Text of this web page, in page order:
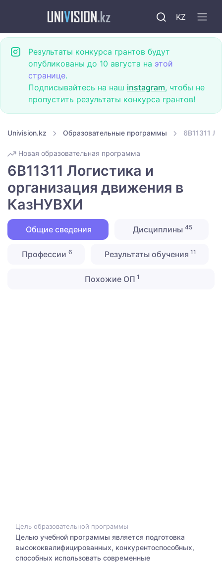
KZ
Результаты конкурса грантов будут
опубликованы до 10 августа на этой
странице.
Подписывайтесь на наш instagram, чтобы не
пропустить результаты конкурса грантов!
Univision.kz Образовательные программы 6B11311
Новая образовательная программа
6B11311 Логистика и
организация движения в
КазНУВХИ
Общие сведения Дисциплины 45
Профессии 6 Результаты обучения 11
Похожие ОП 1
Цель образовательной программы
Целью учебной программы является подготовка
высококвалифицированных, конкурентоспособных,
способных использовать современные